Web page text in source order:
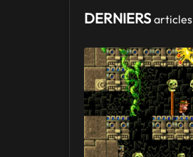
DERNIERSarticles